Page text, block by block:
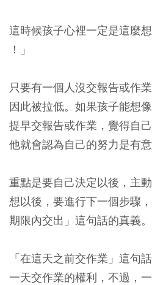
這時候孩子心裡一定是這麼
！」
只要有一個人沒交報告或作
因此被拉低。如果孩子能想
提早交報告或作業，覺得自
他就會認為自己的努力是有意
重點是要自己決定以後，主
想以後，要進行下一個步驟
期限內交出」這句話的真義。
「在這天之前交作業」這句
一天交作業的權利，不過，